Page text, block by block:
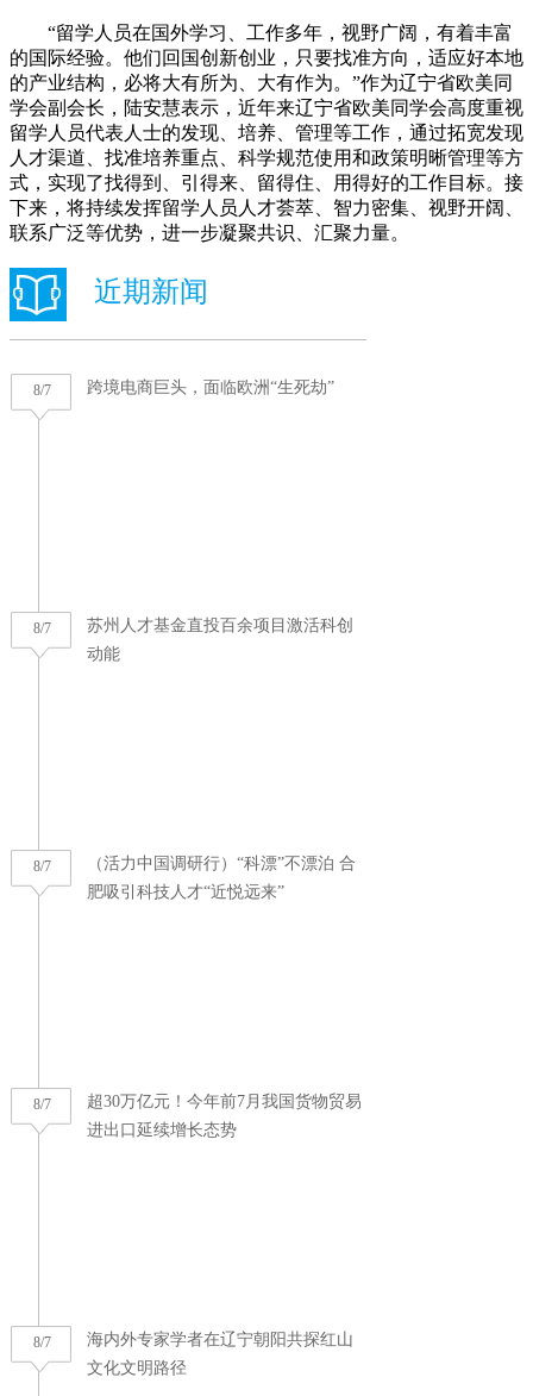
“留学人员在国外学习、工作多年，视野广阔，有着丰富
的国际经验。他们回国创新创业，只要找准方向，适应好本地
的产业结构，必将大有所为、大有作为。”作为辽宁省欧美同
学会副会长，陆安慧表示，近年来辽宁省欧美同学会高度重视
留学人员代表人士的发现、培养、管理等工作，通过拓宽发现
人才渠道、找准培养重点、科学规范使用和政策明晰管理等方
式，实现了找得到、引得来、留得住、用得好的工作目标。接
下来，将持续发挥留学人员人才荟萃、智力密集、视野开阔、
联系广泛等优势，进一步凝聚共识、汇聚力量。